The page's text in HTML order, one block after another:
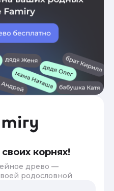
корнях!
древо —
родословной